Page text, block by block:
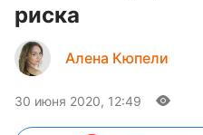
риска
Алена Кюпели
30 июня 2020, 12:49